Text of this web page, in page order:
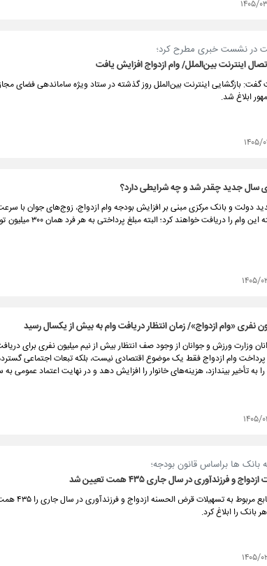
۰۳/۰۵
در نشست خبری مطرح کرد؛
اینترنت بین‌الملل/ وام ازدواج افزایش یافت
بازگشایی اینترنت بین‌الملل روز گذشته در ستاد ویژه ساماندهی فضای
ابلاغ شد.
۰۳/۰۵
سال جدید چقدر شد و چه شرایطی دارد؟
دولت و بانک مرکزی مبنی بر افزایش بودجه وام ازدواج، زوج‌های جوان با
را دریافت خواهند کرد؛ البته مبلغ پرداختی به هر فرد همان ۳۰۰ میلیون تومان است.
۰۳/۰۳
نفری «وام ازدواج»/ زمان انتظار دریافت وام به بیش از یکسال رسید
وزارت ورزش و جوانان از وجود صف انتظار بیش از نیم میلیون نفری برای
وام ازدواج فقط یک موضوع اقتصادی نیست، بلکه تبعات اجتماعی
به تأخیر بیندازد، هزینه‌های خانوار را افزایش دهد و در نهایت اعتماد
۰۳/۰۲
بانک ها براساس قانون بودجه؛
و فرزندآوری در سال جاری ۴۳۵ همت تعیین شد
بانک مرکزی
بانک را ابلاغ کرد.
۰۲/۳۰